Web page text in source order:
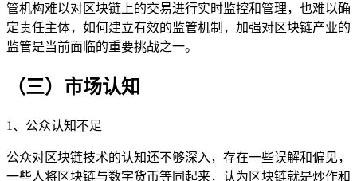
管机构难以对区块链上的交易进行实时监控和管理，也难以确
定责任主体，如何建立有效的监管机制，加强对区块链产业的
监管是当前面临的重要挑战之一。
（三）市场认知
1、公众认知不足
公众对区块链技术的认知还不够深入，存在一些误解和偏见，
一些人将区块链与数字货币等同起来，认为区块链就是炒作和